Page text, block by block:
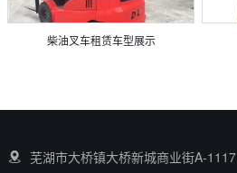
柴油叉车租赁车型展示
芜湖市大桥镇大桥新城商业街A-1117